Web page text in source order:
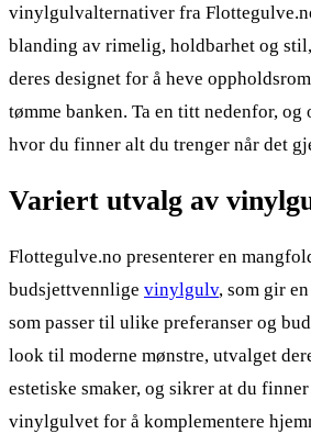
vinylgulvalternativer fra
blanding av rimelig, holdbarhet og
deres designet for å heve
tømme banken. Ta en titt nedenfor, og
hvor du finner alt du trenger når det
Variert utvalg av
Flottegulve.no presenterer en
budsjettvennlige vinylgulv, som gir
som passer til ulike preferanser og
look til moderne mønstre, utvalget
estetiske smaker, og sikrer at du
vinylgulvet for å komplementere